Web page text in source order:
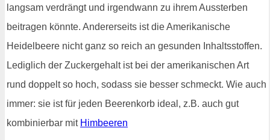
langsam verdrängt und irgendwann zu ihrem Aussterben
beitragen könnte. Andererseits ist die Amerikanische
Heidelbeere nicht ganz so reich an gesunden Inhaltsstoffen.
Lediglich der Zuckergehalt ist bei der amerikanischen Art
rund doppelt so hoch, sodass sie besser schmeckt. Wie auch
immer: sie ist für jeden Beerenkorb ideal, z.B. auch gut
kombinierbar mit Himbeeren